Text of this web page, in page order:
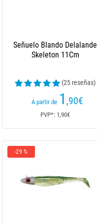
Señuelo Blando Delalande
Skeleton 11Cm
(25 reseñas)
A partir de 1 ,90€
PVP*: 1,90€
-29 %